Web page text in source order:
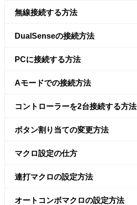
無線接続する方法
DualSenseの接続方法
PCに接続する方法
Aモードでの接続方法
コントローラーを2台接続する方法
ボタン割り当ての変更方法
マクロ設定の仕方
連打マクロの設定方法
オートコンボマクロの設定方法